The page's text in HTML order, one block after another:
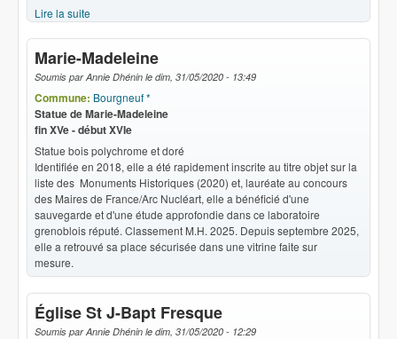
Lire la suite
Marie-Madeleine
Soumis parAnnie Dhénin le dim, 31/05/2020 - 13:49
Commune: Bourgneuf *
Statue de Marie-Madeleine
fin XVe - début XVIe
Statue bois polychrome et doré
Identifiée en 2018, elle a été rapidement inscrite au titre objet sur la
liste des Monuments Historiques (2020) et, lauréate au concours
des Maires de France/Arc Nucléart, elle a bénéficié d'une
sauvegarde et d'une étude approfondie dans ce laboratoire
grenoblois réputé. Classement M.H. 2025. Depuis septembre 2025,
elle a retrouvé sa place sécurisée dans une vitrine faite sur
mesure.
Église St J-Bapt Fresque
Soumis parAnnie Dhénin le dim, 31/05/2020 - 12:29